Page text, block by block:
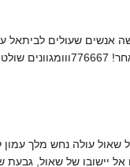
לך שנמצאו האתונות ואביך דואג לך. 2.
עולה נחש מלך
אל יישובו של שאול,